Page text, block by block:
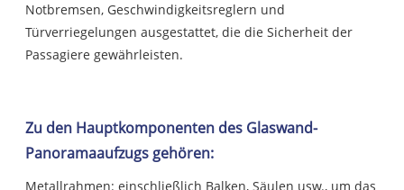
Notbremsen, Geschwindigkeitsreglern und
Türverriegelungen ausgestattet, die die Sicherheit der
Passagiere gewährleisten.
Zu den Hauptkomponenten des Glaswand-
Panoramaaufzugs gehören:
Metallrahmen: einschließlich Balken, Säulen usw., um das